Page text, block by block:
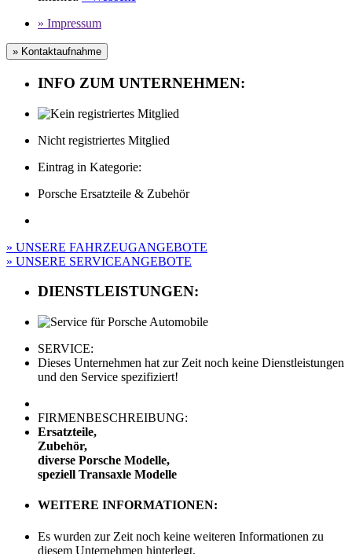
» Impressum
» Kontaktaufnahme
INFO ZUM UNTERNEHMEN:
Nicht registriertes Mitglied
Eintrag in Kategorie:
Porsche Ersatzteile & Zubehör
» UNSERE FAHRZEUGANGEBOTE
» UNSERE SERVICEANGEBOTE
DIENSTLEISTUNGEN:
SERVICE:
Dieses Unternehmen hat zur Zeit noch keine Dienstleistungen
und den Service spezifiziert!
FIRMENBESCHREIBUNG:
Ersatzteile,
Zubehör,
diverse Porsche Modelle,
speziell Transaxle Modelle
WEITERE INFORMATIONEN:
Es wurden zur Zeit noch keine weiteren Informationen zu
diesem Unternehmen hinterlegt.